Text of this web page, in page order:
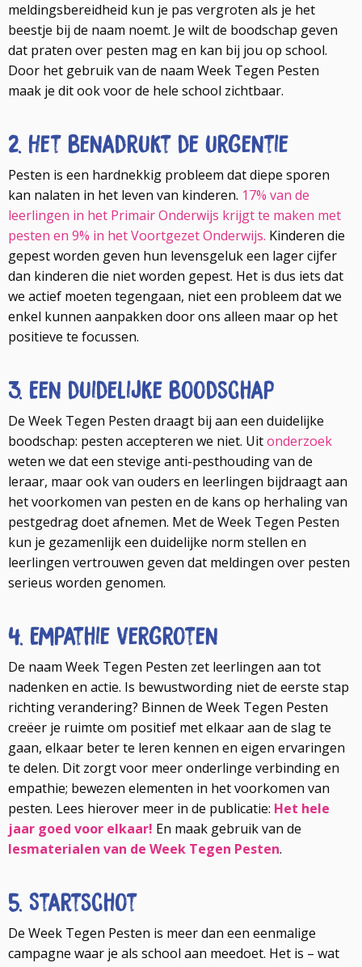
meldingsbereidheid kun je pas vergroten als je het
beestje bij de naam noemt. Je wilt de boodschap geven
dat praten over pesten mag en kan bij jou op school.
Door het gebruik van de naam Week Tegen Pesten
maak je dit ook voor de hele school zichtbaar.
2. Het benadrukt de urgentie
Pesten is een hardnekkig probleem dat diepe sporen
kan nalaten in het leven van kinderen. 17% van de
leerlingen in het Primair Onderwijs krijgt te maken met
pesten en 9% in het Voortgezet Onderwijs. Kinderen die
gepest worden geven hun levensgeluk een lager cijfer
dan kinderen die niet worden gepest. Het is dus iets dat
we actief moeten tegengaan, niet een probleem dat we
enkel kunnen aanpakken door ons alleen maar op het
positieve te focussen.
3. Een duidelijke boodschap
De Week Tegen Pesten draagt bij aan een duidelijke
boodschap: pesten accepteren we niet. Uitonderzoek
weten we dat een stevige anti-pesthouding van de
leraar, maar ook van ouders en leerlingen bijdraagt aan
het voorkomen van pesten en de kans op herhaling van
pestgedrag doet afnemen. Met de Week Tegen Pesten
kun je gezamenlijk een duidelijke norm stellen en
leerlingen vertrouwen geven dat meldingen over pesten
serieus worden genomen.
4. Empathie vergroten
De naam Week Tegen Pesten zet leerlingen aan tot
nadenken en actie. Is bewustwording niet de eerste stap
richting verandering? Binnen de Week Tegen Pesten
creëer je ruimte om positief met elkaar aan de slag te
gaan, elkaar beter te leren kennen en eigen ervaringen
te delen. Dit zorgt voor meer onderlinge verbinding en
empathie; bewezen elementen in het voorkomen van
pesten. Lees hierover meer in de publicatie: Het hele
jaar goed voor elkaar! En maak gebruik van de
lesmaterialen van de Week Tegen Pesten.
5. Startschot
De Week Tegen Pesten is meer dan een eenmalige
campagne waar je als school aan meedoet. Het is – wat